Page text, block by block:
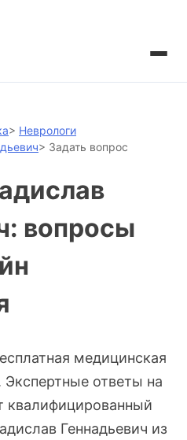
> Неврологи
> Задать вопрос
вопросы
медицинская
Экспертные ответы на
квалифицированный
Геннадьевич из